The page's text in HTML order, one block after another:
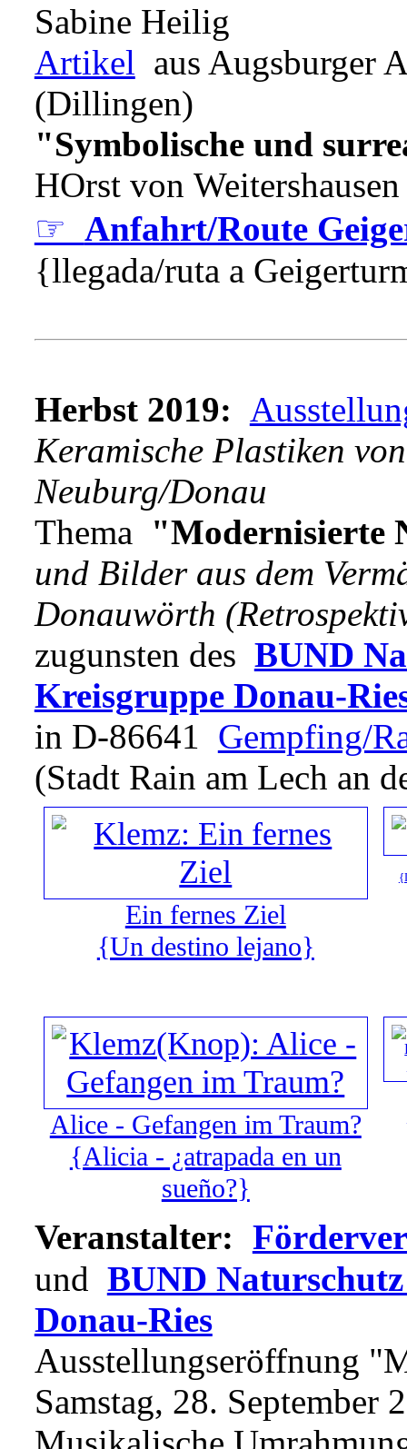
Sabine Heilig
Artikel aus Augsburger
(Dillingen)
"Symbolische und
HOrst von
☞ Anfahrt/Route
{llegada/ruta a
Herbst 2019:
Keramische Plastiken
Neuburg/Donau
Thema "Modernisierte
und Bilder aus dem
Donauwörth
zugunsten des BUND
Kreisgruppe Donau-
in D-86641 Gempfing/
(Stadt Rain am Lech an
Ein fernes Ziel
{Un destino lejano}
Alice - Gefangen im Traum?
{Alicia - ¿atrapada en un
sueño?}
Veranstalter:
und BUND
Donau-Ries
Ausstellungseröffnung
Samstag, 28. September